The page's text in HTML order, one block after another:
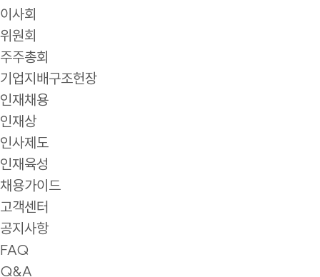
이사회
위원회
주주총회
기업지배구조헌장
인재채용
인재상
인사제도
인재육성
채용가이드
고객센터
공지사항
FAQ
Q&A